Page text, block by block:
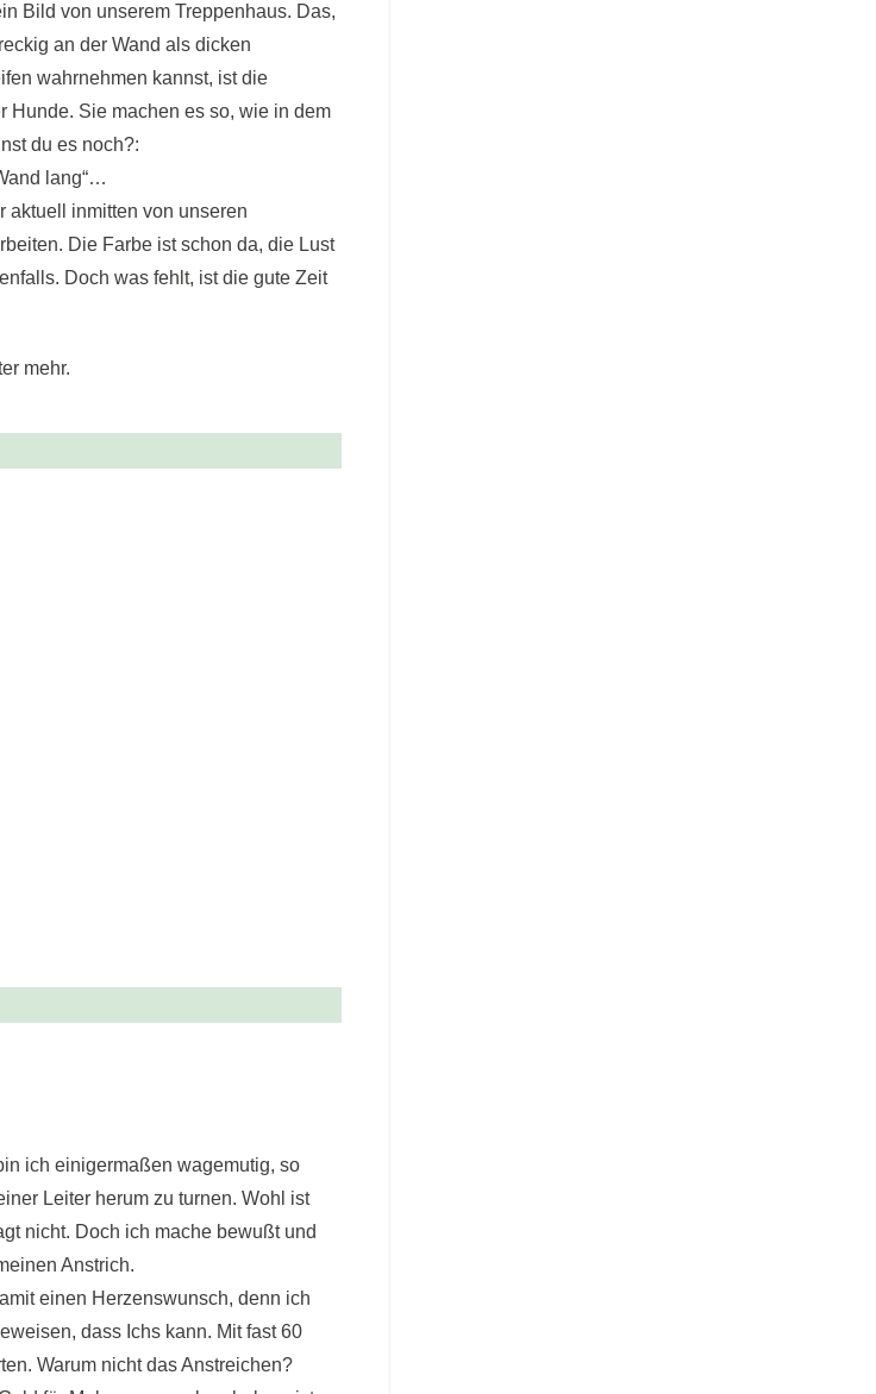
Bild von unserem Treppenhaus. Das,
an der Wand als dicken
wahrnehmen kannst, ist die
Hunde. Sie machen es so, wie in dem
du es noch?:
lang“…
aktuell inmitten von unseren
Die Farbe ist schon da, die Lust
Doch was fehlt, ist die gute Zeit
mehr.
ich einigermaßen wagemutig, so
Leiter herum zu turnen. Wohl ist
nicht. Doch ich mache bewußt und
Anstrich.
einen Herzenswunsch, denn ich
dass Ichs kann. Mit fast 60
Warum nicht das Anstreichen?